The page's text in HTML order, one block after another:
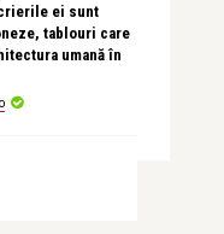
ei sunt
tablouri care
umană în